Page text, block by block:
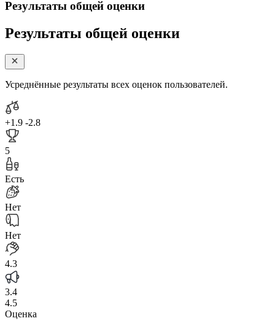
Результаты общей оценки
Результаты общей оценки
Усреднённые результаты всех оценок пользователей.
+1.9 -2.8
5
Есть
Нет
Нет
4.3
3.4
4.5
Оценка